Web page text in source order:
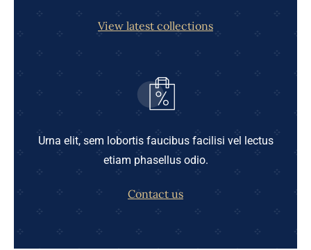
View latest collections
Urna elit, sem lobortis faucibus facilisi vel lectus
etiam phasellus odio.
Contact us